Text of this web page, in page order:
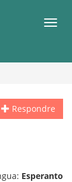
Respondre
Esperanto